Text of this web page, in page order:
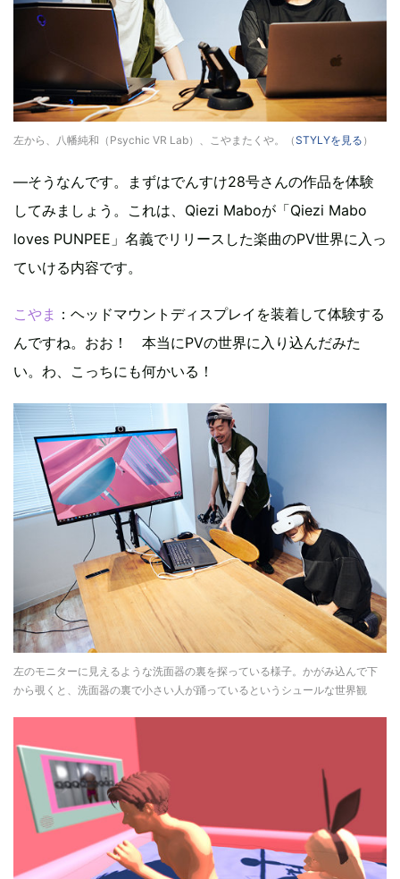
左から、八幡純和（Psychic VR Lab）、こやまたくや。（STYLYを見る ）
—そうなんです。まずはでんすけ28号さんの作品を体験
してみましょう。これは、Qiezi Maboが「Qiezi Mabo
loves PUNPEE」名義でリリースした楽曲のPV世界に入っ
ていける内容です。
こやま ：ヘッドマウントディスプレイを装着して体験する
んですね。おお！ 本当にPVの世界に入り込んだみた
い。わ、こっちにも何かいる！
左のモニターに見えるような洗面器の裏を探っている様子。かがみ込んで下
から覗くと、洗面器の裏で小さい人が踊っているというシュールな世界観